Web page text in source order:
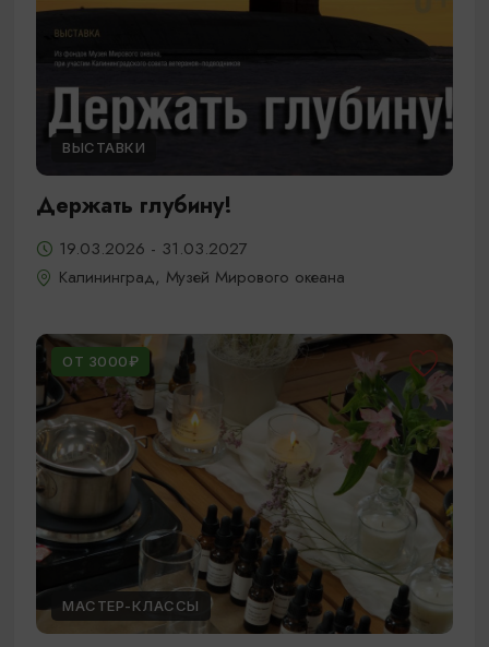
ВЫСТАВКИ
Держать глубину!
19.03.2026 - 31.03.2027
Калининград, Музей Мирового океана
ОТ 3000₽
МАСТЕР-КЛАССЫ